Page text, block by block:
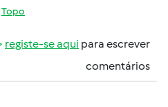
Topo
registe-se aqui para escrever
comentários